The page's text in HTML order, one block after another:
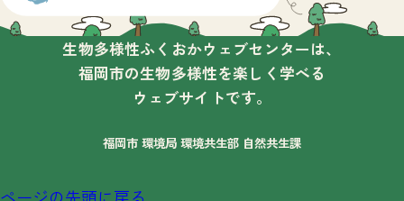
生物多様性ふくおかウェブセンターは、
福岡市の生物多様性を楽しく学べる
ウェブサイトです。
福岡市 環境局 環境共生部 自然共生課